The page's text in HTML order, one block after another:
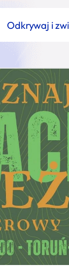
Odkrywaj i